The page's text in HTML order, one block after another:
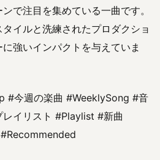
で注目を集めている一曲です。
イルと洗練されたプロダクショ
強いインパクトを与えていま
#今週の楽曲 #WeeklySong #音
イリスト #Playlist #新曲